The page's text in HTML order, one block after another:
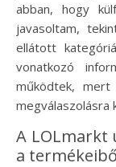
abban, hogy
javasoltam,
ellátott
vonatkozó
működtek, mert
megválaszolásra
A LOLmarkt
a